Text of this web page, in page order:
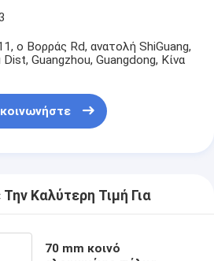
ο Βορράς Rd, ανατολή ShiGuang,
Guangzhou, Guangdong, Κίνα
Καλύτερη Τιμή Για
70 mm κοινό